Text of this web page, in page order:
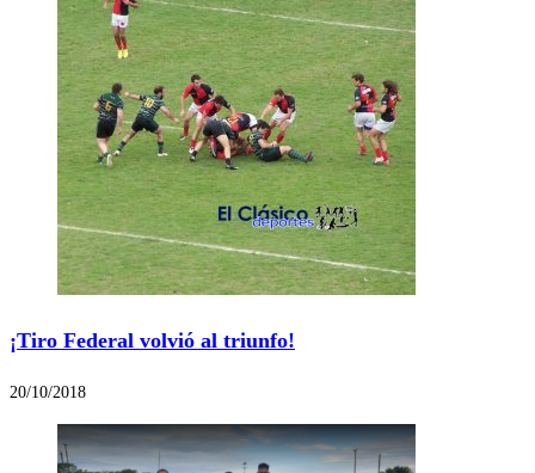
¡Tiro Federal volvió al triunfo!
20/10/2018